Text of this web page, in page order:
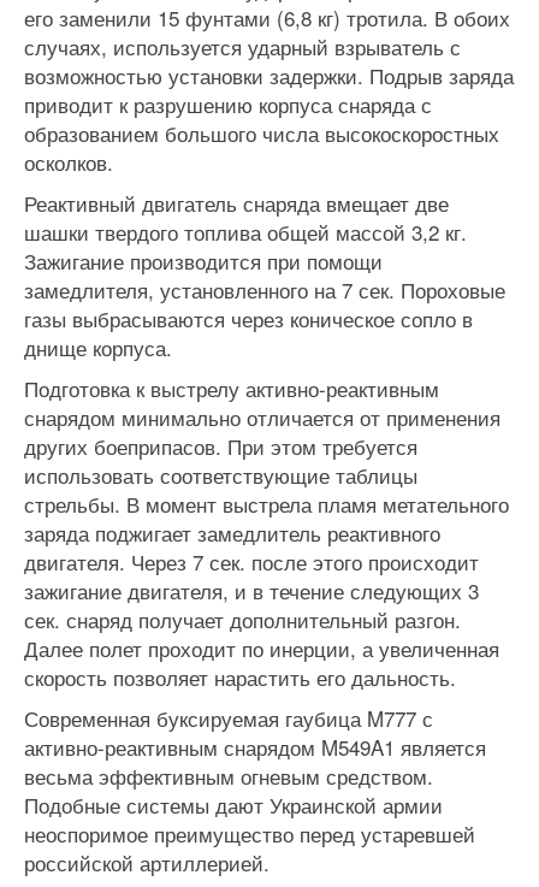
его заменили 15 фунтами (6,8 кг) тротила. В обоих
случаях, используется ударный взрыватель с
возможностью установки задержки. Подрыв заряда
приводит к разрушению корпуса снаряда с
образованием большого числа высокоскоростных
осколков.
Реактивный двигатель снаряда вмещает две
шашки твердого топлива общей массой 3,2 кг.
Зажигание производится при помощи
замедлителя, установленного на 7 сек. Пороховые
газы выбрасываются через коническое сопло в
днище корпуса.
Подготовка к выстрелу активно-реактивным
снарядом минимально отличается от применения
других боеприпасов. При этом требуется
использовать соответствующие таблицы
стрельбы. В момент выстрела пламя метательного
заряда поджигает замедлитель реактивного
двигателя. Через 7 сек. после этого происходит
зажигание двигателя, и в течение следующих 3
сек. снаряд получает дополнительный разгон.
Далее полет проходит по инерции, а увеличенная
скорость позволяет нарастить его дальность.
Современная буксируемая гаубица M777 с
активно-реактивным снарядом M549A1 является
весьма эффективным огневым средством.
Подобные системы дают Украинской армии
неоспоримое преимущество перед устаревшей
российской артиллерией.